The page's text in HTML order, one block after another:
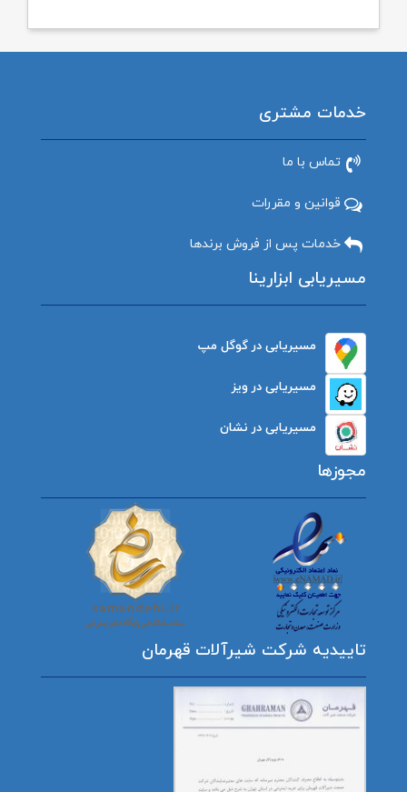
خدمات مشتری
تماس با ما
قوانین و مقررات
خدمات پس از فروش برندها
مسیریابی ابزارینا
مسیریابی در گوگل مپ
مسیریابی در ویز
مسیریابی در نشان
مجوزها
تاییدیه شرکت شیرآلات قهرمان